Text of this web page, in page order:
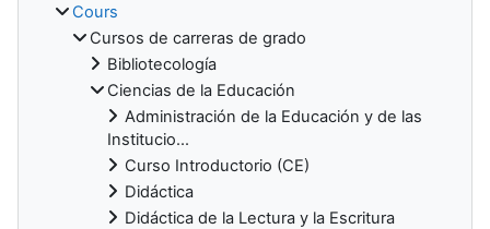
Cours
Cursos de carreras de grado
Bibliotecología
Ciencias de la Educación
Administración de la Educación y de las
Institucio...
Curso Introductorio (CE)
Didáctica
Didáctica de la Lectura y la Escritura